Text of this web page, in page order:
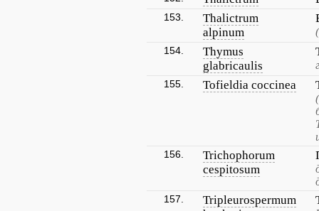
153.
Thalictrum
alpinum
154.
Thymus
glabricaulis
155. Tofieldia coccinea
156.
Trichophorum
cespitosum
157.
Tripleurospermum